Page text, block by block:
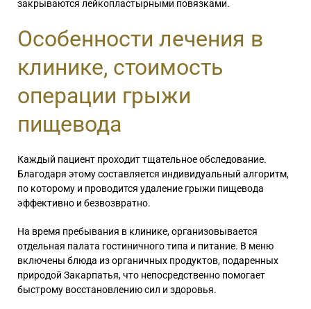
закрываются лейкопластырными повязками.
Особенности лечения в
клинике, стоимость
операции грыжи
пищевода
Каждый пациент проходит тщательное обследование.
Благодаря этому составляется индивидуальный алгоритм,
по которому и проводится удаление грыжи пищевода
эффективно и безвозвратно.
На время пребывания в клинике, организовывается
отдельная палата гостиничного типа и питание. В меню
включены блюда из органичных продуктов, подаренных
природой Закарпатья, что непосредственно помогает
быстрому восстановлению сил и здоровья.